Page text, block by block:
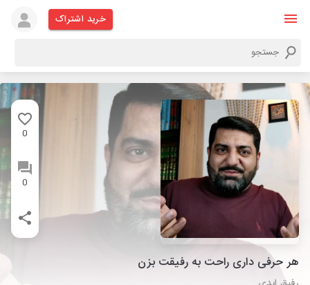
خرید اشتراک
0
0
هر حرفی داری راحت به رفیقت بزن